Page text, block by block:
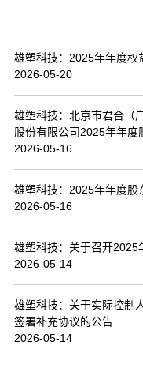
资讯中心
经典案例
联系我们
雄塑科技：2025年年度权
2026-05-20
雄塑科技：北京市君合（
股份有限公司2025年年度
2026-05-16
雄塑科技：2025年年度股
2026-05-16
雄塑科技：关于召开2025
2026-05-14
雄塑科技：关于实际控制
签署补充协议的公告
2026-05-14